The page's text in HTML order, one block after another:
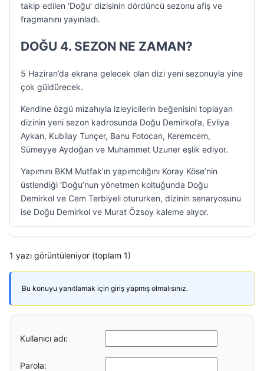
takip edilen ‘Doğu’ dizisinin dördüncü sezonu afiş ve
fragmanını yayınladı.
DOĞU 4. SEZON NE ZAMAN?
5 Haziran’da ekrana gelecek olan dizi yeni sezonuyla yine
çok güldürecek.
Kendine özgü mizahıyla izleyicilerin beğenisini toplayan
dizinin yeni sezon kadrosunda Doğu Demirkol’a, Evliya
Aykan, Kubilay Tunçer, Banu Fotocan, Keremcem,
Sümeyye Aydoğan ve Muhammet Uzuner eşlik ediyor.
Yapımını BKM Mutfak’ın yapımcılığını Koray Köse’nin
üstlendiği ‘Doğu’nun yönetmen koltuğunda Doğu
Demirkol ve Cem Terbiyeli otururken, dizinin senaryosunu
ise Doğu Demirkol ve Murat Özsoy kaleme alıyor.
1 yazı görüntüleniyor (toplam 1)
Bu konuyu yanıtlamak için giriş yapmış olmalısınız.
Kullanıcı adı:
Parola: